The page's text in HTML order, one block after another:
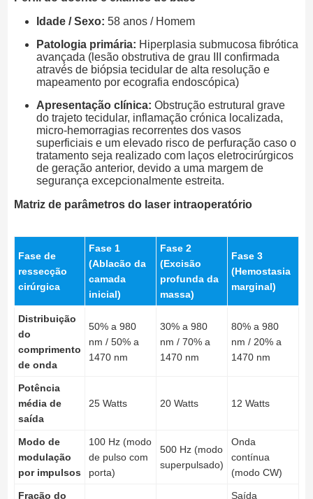
Idade / Sexo: 58 anos / Homem
Patologia primária: Hiperplasia submucosa fibrótica
avançada (lesão obstrutiva de grau III confirmada
através de biópsia tecidular de alta resolução e
mapeamento por ecografia endoscópica)
Apresentação clínica: Obstrução estrutural grave
do trajeto tecidular, inflamação crónica localizada,
micro-hemorragias recorrentes dos vasos
superficiais e um elevado risco de perfuração caso o
tratamento seja realizado com laços eletrocirúrgicos
de geração anterior, devido a uma margem de
segurança excepcionalmente estreita.
Matriz de parâmetros do laser intraoperatório
Fase de
ressecção
cirúrgica
Fase 1
(Ablacão da
camada
inicial)
Fase 2
(Excisão
profunda da
massa)
Fase 3
(Hemostasia
marginal)
Distribuição
do
comprimento
de onda
50% a 980
nm / 50% a
1470 nm
30% a 980
nm / 70% a
1470 nm
80% a 980
nm / 20% a
1470 nm
Potência
média de
saída
25 Watts 20 Watts 12 Watts
Modo de
modulação
por impulsos
100 Hz (modo
de pulso com
porta)
500 Hz (modo
superpulsado)
Onda
contínua
(modo CW)
Fração do
Saída